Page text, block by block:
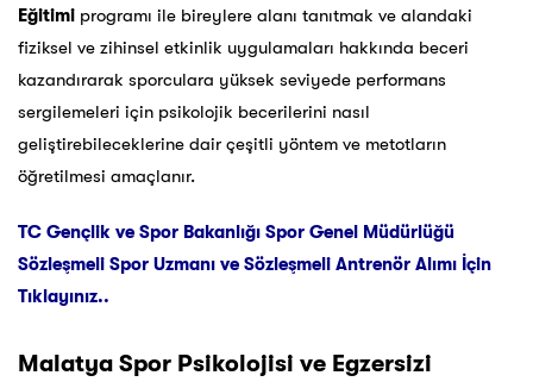
Eğitimi programı ile bireylere alanı tanıtmak ve alandaki
fiziksel ve zihinsel etkinlik uygulamaları hakkında beceri
kazandırarak sporculara yüksek seviyede performans
sergilemeleri için psikolojik becerilerini nasıl
geliştirebileceklerine dair çeşitli yöntem ve metotların
öğretilmesi amaçlanır.
TC Gençlik ve Spor Bakanlığı Spor Genel Müdürlüğü
Sözleşmeli Spor Uzmanı ve Sözleşmeli Antrenör Alımı İçin
Tıklayınız..
Malatya Spor Psikolojisi ve Egzersizi